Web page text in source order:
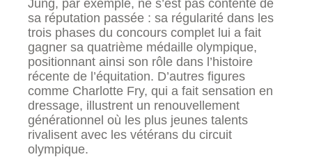
Jung, par exemple, ne s’est pas contenté de
sa réputation passée : sa régularité dans les
trois phases du concours complet lui a fait
gagner sa quatrième médaille olympique,
positionnant ainsi son rôle dans l’histoire
récente de l’équitation. D’autres figures
comme Charlotte Fry, qui a fait sensation en
dressage, illustrent un renouvellement
générationnel où les plus jeunes talents
rivalisent avec les vétérans du circuit
olympique.